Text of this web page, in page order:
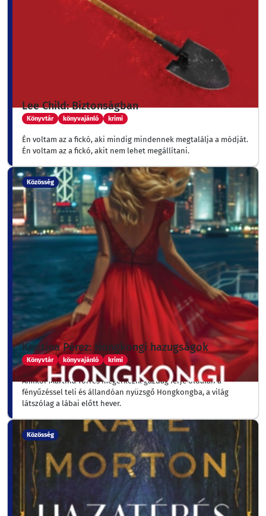
Lee Child: Biztonságban
Könyvtár könyvajánló krimi
Én voltam az a fickó, aki mindig mindennek megtalálja a módját.
Én voltam az a fickó, akit nem lehet megállítani.
Közösség
Kristina Pérez: Hongkongi hazugságok
Könyvtár könyvajánló krimi
Amikor Martina Torres megérkezik gazdag férje oldalán a
fényűzéssel teli és állandóan nyüzsgő Hongkongba, a világ
látszólag a lábai előtt hever.
Közösség